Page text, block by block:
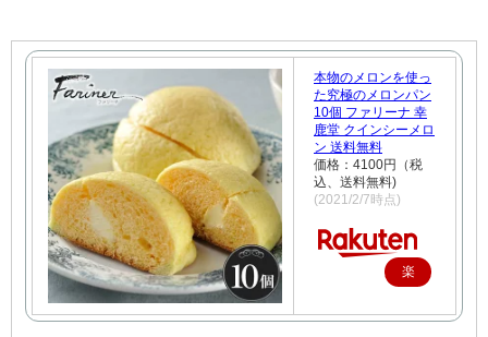
本物のメロンを使っ
た究極のメロンパン
10個 ファリーナ 幸
鹿堂 クインシーメロ
ン 送料無料
価格：4100円（税
込、送料無料)
(2021/2/7時点)
楽